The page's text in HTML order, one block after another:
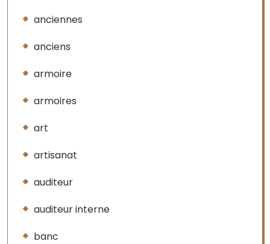
anciennes
anciens
armoire
armoires
art
artisanat
auditeur
auditeur interne
banc